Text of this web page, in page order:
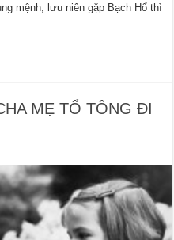
mệnh, lưu niên gặp Bạch Hổ thì
MẸ TỔ TÔNG ĐI